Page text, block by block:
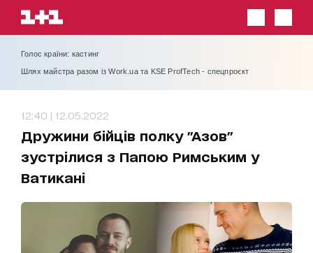
Голос країни: кастинг
Шлях майстра разом із Work.ua та KSE ProfTech - спецпроєкт
12:40 | 12.05.2022
Дружини бійців полку "Азов"
зустрілися з Папою Римським у
Ватикані